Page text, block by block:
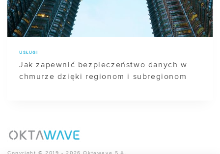
USŁUGI
Jak zapewnić bezpieczeństwo danych w
chmurze dzięki regionom i subregionom